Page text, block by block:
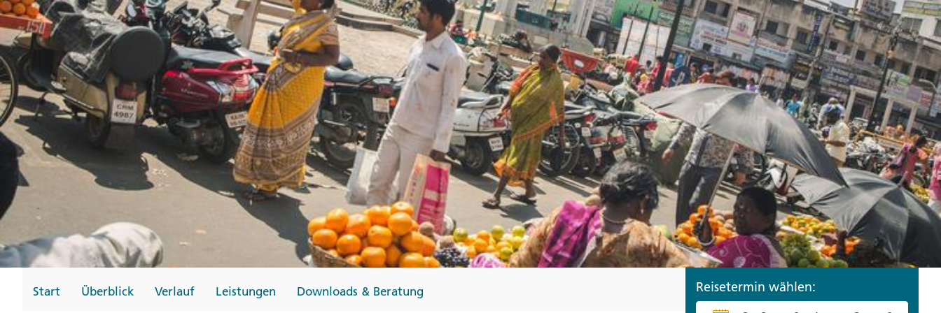
Finnland
Montenegro
Zypern
→ Beratung+49 (0) 431 5446-0 Reisefinder öffnen
Gutscheine
Messen und Veranstaltungen
Notfallteam und
Krisenmanagement
→ Beratung +49 (0) 431 5446-0 Reisefinder öffnen
→ Beratung+49 (0) 431 5446-0 Reisefinder öffnen
Start Überblick Verlauf Leistungen Downloads & Beratung Reisetermin wählen: